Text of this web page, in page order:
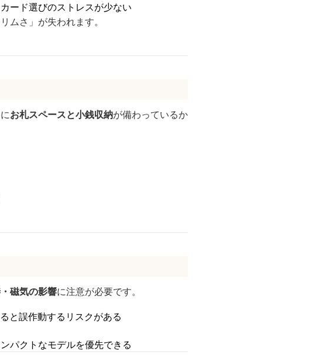
ード選びのストレスが少ない
ムさ」が失われます。
お札スペースと小銭収納が備わっているか
磁気の影響に注意が必要です。
と誤作動するリスクがある
パクトなモデルを優先できる